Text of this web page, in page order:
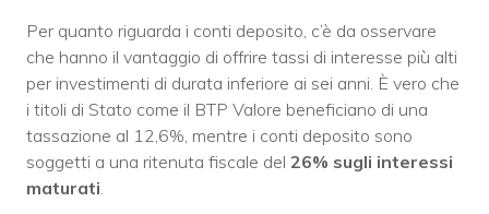
Per quanto riguarda i conti deposito, c’è da osservare
che hanno il vantaggio di offrire tassi di interesse più alti
per investimenti di durata inferiore ai sei anni. È vero che
i titoli di Stato come il BTP Valore beneficiano di una
tassazione al 12,6%, mentre i conti deposito sono
soggetti a una ritenuta fiscale del 26% sugli interessi
maturati.